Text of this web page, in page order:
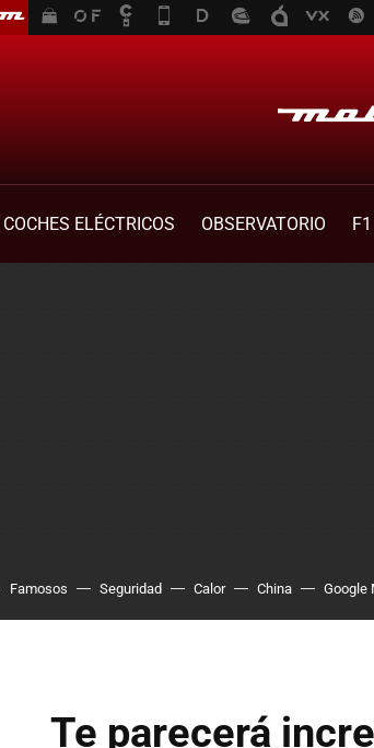
COCHES ELÉCTRICOS OBSERVATORIO F1
Famosos Seguridad Calor China Google
Te parecerá